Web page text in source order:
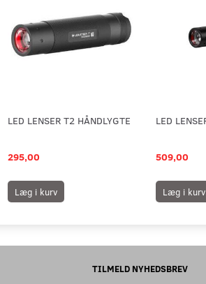
LED LENSER T2 HÅNDLYGTE
295,00
Læg i kurv
LED
509,00
Læg i kurv
TILMELD NYHEDSBREV